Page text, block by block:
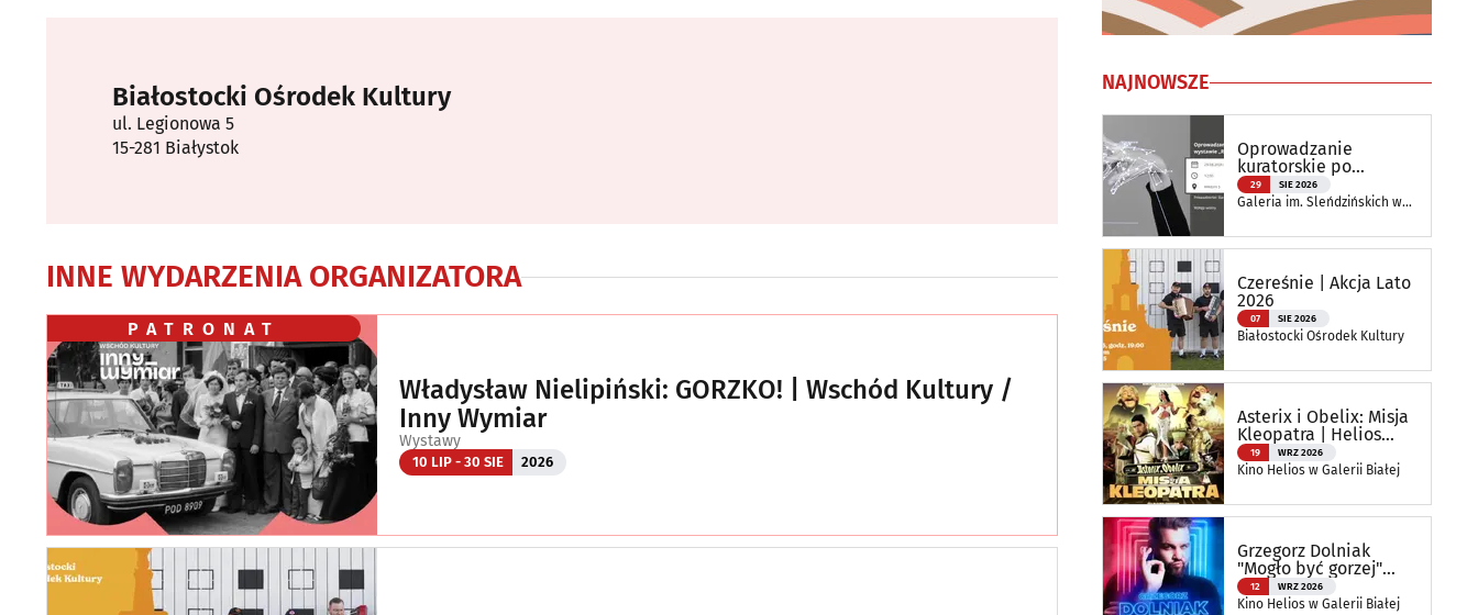
Białostocki Ośrodek Kultury
ul. Legionowa 5
15-281 Białystok
INNE WYDARZENIA ORGANIZATORA
PATRONAT
Władysław Nielipiński: GORZKO! | Wschód Kultury /
Inny Wymiar
Wystawy
10 LIP - 30 SIE 2026
NAJNOWSZE
Oprowadzanie
kuratorskie po
wystawie
„Reinterpretacje”
29 SIE 2026
Galeria im. Sleńdzińskich w
Czereśnie | Akcja Lato
2026
07 SIE 2026
Białostocki Ośrodek Kultury
Asterix i Obelix: Misja
Kleopatra | Helios
RePlay
19 WRZ 2026
Kino Helios w Galerii Białej
Grzegorz Dolniak
"Mogło być gorzej"
Stand up | Helios na
Scenie
12 WRZ 2026
Kino Helios w Galerii Białej